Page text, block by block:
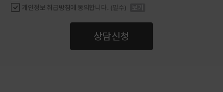
개인정보 취급방침에 동의합니다. (필수)
보기
상담신청